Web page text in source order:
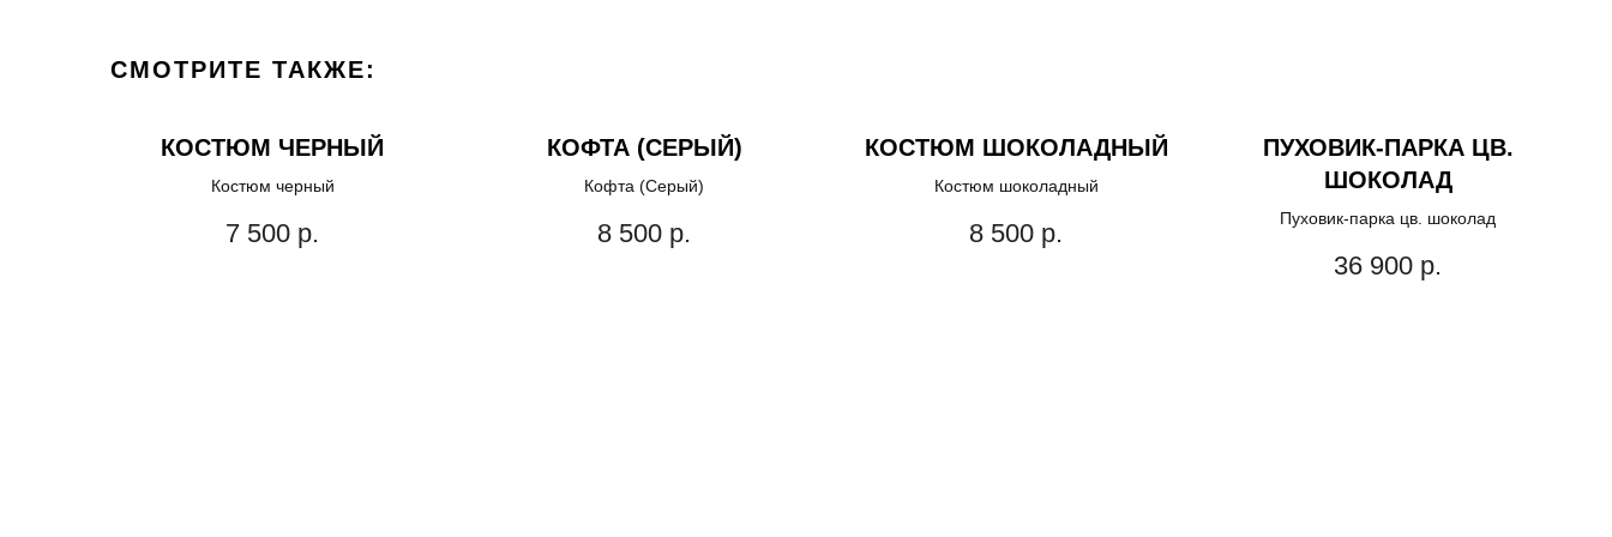
СМОТРИТЕ ТАКЖЕ:
КОСТЮМ ЧЕРНЫЙ
Костюм черный
7 500 р.
КОФТА (СЕРЫЙ)
Кофта (Серый)
8 500 р.
КОСТЮМ ШОКОЛАДНЫЙ
Костюм шоколадный
8 500 р.
ПУХОВИК-ПАРКА ЦВ.
ШОКОЛАД
Пуховик-парка цв. шоколад
36 900 р.